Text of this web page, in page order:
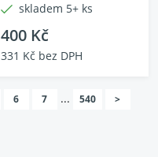
skladem 5+ ks
400 Kč
331 Kč bez DPH
6 7 ... 540 >